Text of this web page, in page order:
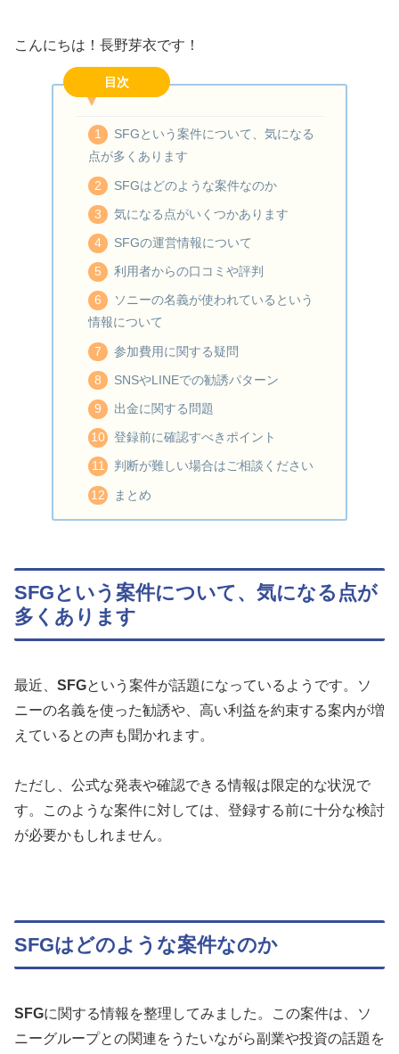
こんにちは！長野芽衣です！
目次
SFGという案件について、気になる
点が多くあります
SFGはどのような案件なのか
気になる点がいくつかあります
SFGの運営情報について
利用者からの口コミや評判
ソニーの名義が使われているという
情報について
参加費用に関する疑問
SNSやLINEでの勧誘パターン
出金に関する問題
登録前に確認すべきポイント
判断が難しい場合はご相談ください
まとめ
SFGという案件について、気になる点が
多くあります
最近、 SFGという案件が話題になっているようです。ソ
ニーの名義を使った勧誘や、高い利益を約束する案内が増
えているとの声も聞かれます。
ただし、公式な発表や確認できる情報は限定的な状況で
す。このような案件に対しては、登録する前に十分な検討
が必要かもしれません。
SFGはどのような案件なのか
SFGに関する情報を整理してみました。この案件は、ソ
ニーグループとの関連をうたいながら副業や投資の話題を